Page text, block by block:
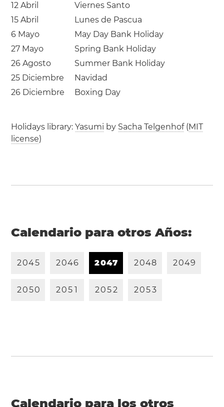
12 Abril
Viernes Santo
15 Abril
Lunes de Pascua
6 Mayo
May Day Bank Holiday
27 Mayo
Spring Bank Holiday
26 Agosto
Summer Bank Holiday
25 Diciembre
Navidad
26 Diciembre
Boxing Day
Holidays library:Yasumi by Sacha Telgenhof(MIT
license)
Calendario para otros Años:
2045 2046 2047 2048 2049
2050 205 1 2052 2053
Calendario para los otros